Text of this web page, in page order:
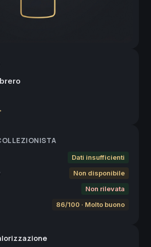
Dati insufficienti
Non disponibile
Non rilevata
86/100 · Molto buono